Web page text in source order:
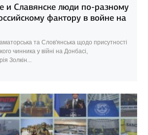
и Славянске люди по-разному
фактору в войне на
та Слов'янська щодо присутності
чинника у війні на Донбасі,
Золкін...